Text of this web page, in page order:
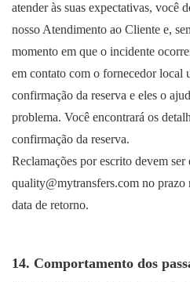
atender às suas expectativas, você
nosso Atendimento ao Cliente e,
momento em que o incidente
em contato com o fornecedor local
confirmação da reserva e eles o
problema. Você encontrará os
confirmação da reserva.
Reclamações por escrito devem
quality@mytransfers.com no prazo
data de retorno.
14. Comportamento dos